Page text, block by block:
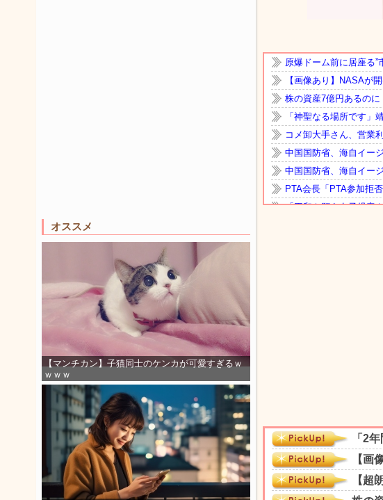
オススメ
【マンチカン】子猫同士のケンカが可愛すぎるｗ
ｗｗｗ